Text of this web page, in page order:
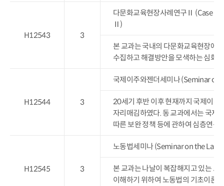
H12543 3
다문화교육현장사례연구Ⅱ (Case
Ⅱ)
본 교과는 국내의 다문화교육현장에
수집하고 해결방안을 모색하는 심화
H12544 3
국제이주와젠더세미나 (Seminar
20세기 후반 이후 현재까지 국제이주
자리매김하였다. 동 교과에서는 국제
따른 보완 정책 등에 관하여 심층연구
H12545 3
노동법세미나 (Seminar on the
본 교과는 나날이 복잡해지고 있는 노
이해하기 위하여 노동법의 기초이론,